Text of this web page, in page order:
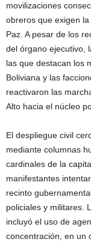
movilizaciones
obreros que exigen
Paz. A pesar de los
del órgano ejecutivo,
las que destacan los
Boliviana y las
reactivaron las
Alto hacia el núcleo
El despliegue civil
mediante columnas
cardinales de la
manifestantes
recinto
policiales y militares.
incluyó el uso de
concentración, en un